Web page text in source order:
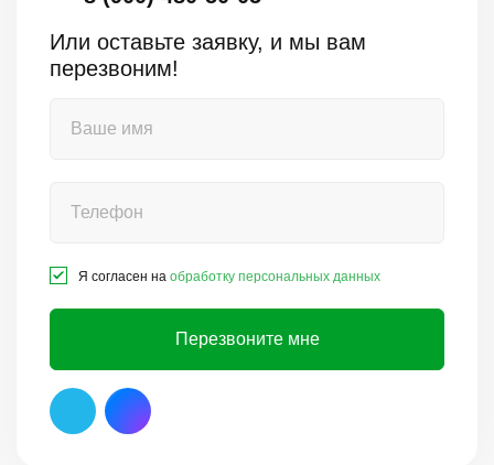
Или оставьте заявку, и мы вам
перезвоним!
Я согласен на обработку персональных данных
Перезвоните мне